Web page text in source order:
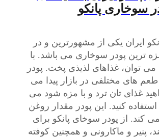
سوخاری پانکو
ایران یکی از مشهورترین و در
ترین پودر سوخاری می باشد. با
توان، غذاهای لذیذی پخت. پودر
طعم های مختلفی در بازار پیدا می
غذای تان ترد و با مزه شود می
استفاده کنید. این پودر مقدار روغن
از پودر سوخای پانکو برای
پنیر و ماکارونی و همچنین کوفته